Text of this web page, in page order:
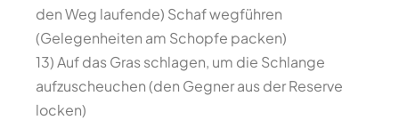
den Weg laufende) Schaf wegführen
(Gelegenheiten am Schopfe packen)
13) Auf das Gras schlagen, um die Schlange
aufzuscheuchen (den Gegner aus der Reserve
locken)